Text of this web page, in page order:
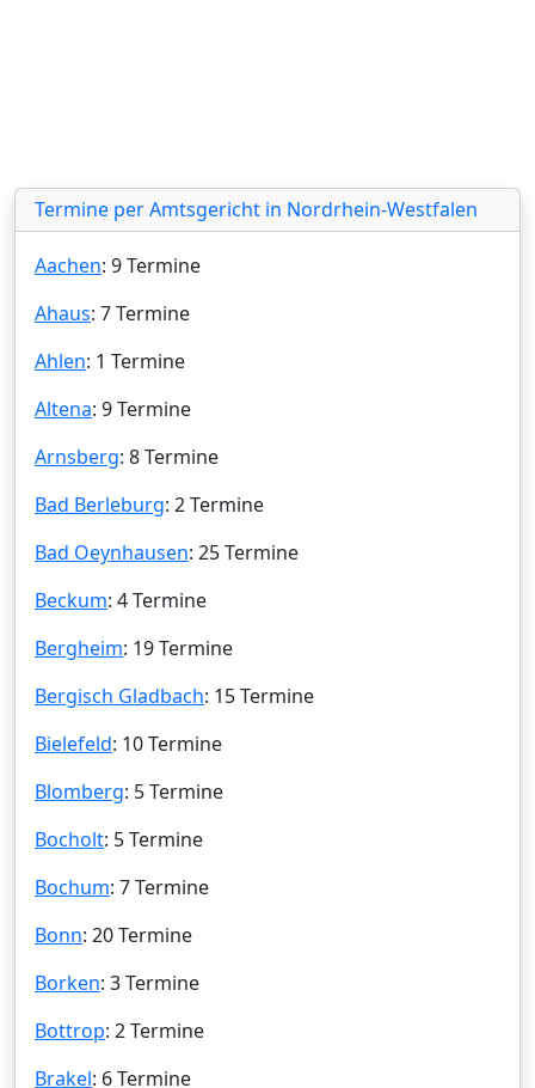
Termine per Amtsgericht in Nordrhein-Westfalen
Aachen: 9 Termine
Ahaus: 7 Termine
Ahlen: 1 Termine
Altena: 9 Termine
Arnsberg: 8 Termine
Bad Berleburg: 2 Termine
Bad Oeynhausen: 25 Termine
Beckum: 4 Termine
Bergheim: 19 Termine
Bergisch Gladbach: 15 Termine
Bielefeld: 10 Termine
Blomberg: 5 Termine
Bocholt: 5 Termine
Bochum: 7 Termine
Bonn: 20 Termine
Borken: 3 Termine
Bottrop: 2 Termine
Brakel: 6 Termine